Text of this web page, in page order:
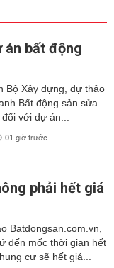
án bất động
Bộ Xây dựng, dự thảo
Bất động sản sửa
với dự án...
01 giờ trước
phải hết giá
Batdongsan.com.vn,
đến mốc thời gian hết
cư sẽ hết giá...